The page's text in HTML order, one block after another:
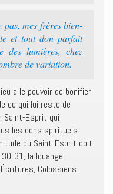
pas, mes frères bien-
et tout don parfait
des lumières, chez
de variation.
a le pouvoir de bonifier
ce qui lui reste de
Saint-Esprit qui
les dons spirituels
du Saint-Esprit doit
31, la louange,
Colossiens